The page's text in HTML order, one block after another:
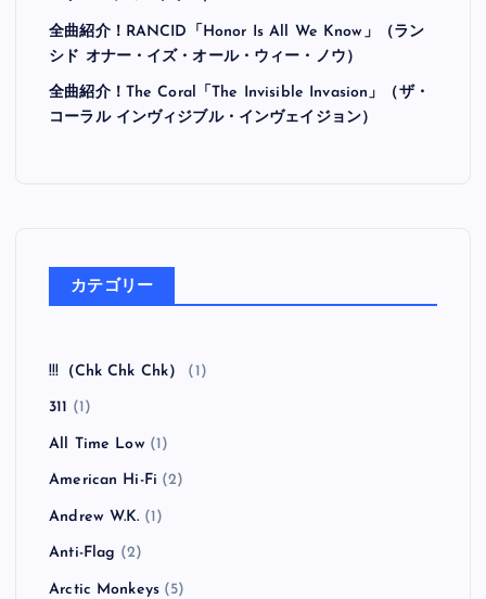
全曲紹介！RANCID「Honor Is All We Know」（ラン
シド オナー・イズ・オール・ウィー・ノウ）
全曲紹介！The Coral「The Invisible Invasion」（ザ・
コーラル インヴィジブル・インヴェイジョン）
カテゴリー
!!!（Chk Chk Chk） (1)
311 (1)
All Time Low(1)
American Hi-Fi (2)
Andrew W.K. (1)
Anti-Flag (2)
Arctic Monkeys (5)